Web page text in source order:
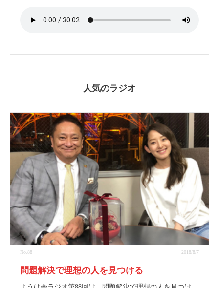
人気のラジオ
No.88 2018/8/7
問題解決で理想の人を見つける